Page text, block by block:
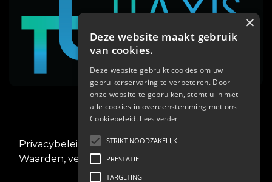
02/268.00.00
Privacybeleid
.
Waarden, verplichtingen en veiligheid
×
Deze website maakt gebruik
van cookies.
Deze website gebruikt cookies om uw
gebruikerservaring te verbeteren. Door
onze website te gebruiken, stemt u in met
alle cookies in overeenstemming met ons
Cookiebeleid. Lees verder
STRIKT NOODZAKELIJK
PRESTATIE
TARGETING